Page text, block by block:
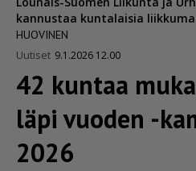
kannustaa kuntalaisia
HUOVINEN
Uutiset 9.1.2026 12.00
42 kuntaa
läpi vuoden -
2026